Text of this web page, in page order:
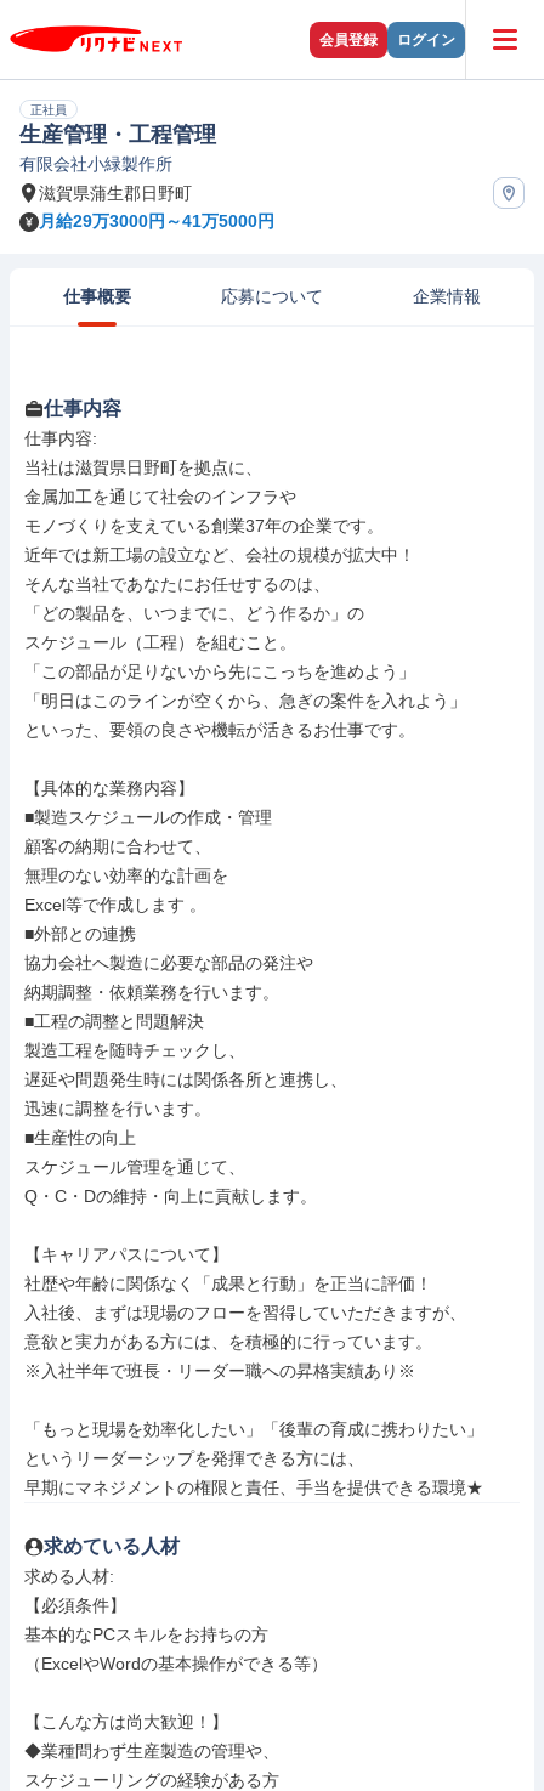
会員登録 ログイン
正社員
生産管理・工程管理
有限会社小緑製作所
滋賀県蒲生郡日野町
月給29万3000円～41万5000円
仕事概要 応募について 企業情報
仕事内容
仕事内容:
当社は滋賀県日野町を拠点に、
金属加工を通じて社会のインフラや
モノづくりを支えている創業37年の企業です。
近年では新工場の設立など、会社の規模が拡大中！
そんな当社であなたにお任せするのは、
「どの製品を、いつまでに、どう作るか」の
スケジュール（工程）を組むこと。
「この部品が足りないから先にこっちを進めよう」
「明日はこのラインが空くから、急ぎの案件を入れよう」
といった、要領の良さや機転が活きるお仕事です。
【具体的な業務内容】
■製造スケジュールの作成・管理
顧客の納期に合わせて、
無理のない効率的な計画を
Excel等で作成します 。
■外部との連携
協力会社へ製造に必要な部品の発注や
納期調整・依頼業務を行います。
■工程の調整と問題解決
製造工程を随時チェックし、
遅延や問題発生時には関係各所と連携し、
迅速に調整を行います。
■生産性の向上
スケジュール管理を通じて、
Q・C・Dの維持・向上に貢献します。
【キャリアパスについて】
社歴や年齢に関係なく「成果と行動」を正当に評価！
入社後、まずは現場のフローを習得していただきますが、
意欲と実力がある方には、を積極的に行っています。
※入社半年で班長・リーダー職への昇格実績あり※
「もっと現場を効率化したい」「後輩の育成に携わりたい」
というリーダーシップを発揮できる方には、
早期にマネジメントの権限と責任、手当を提供できる環境★
求めている人材
求める人材:
【必須条件】
基本的なPCスキルをお持ちの方
（ExcelやWordの基本操作ができる等）
【こんな方は尚大歓迎！】
◆業種問わず生産製造の管理や、
スケジューリングの経験がある方